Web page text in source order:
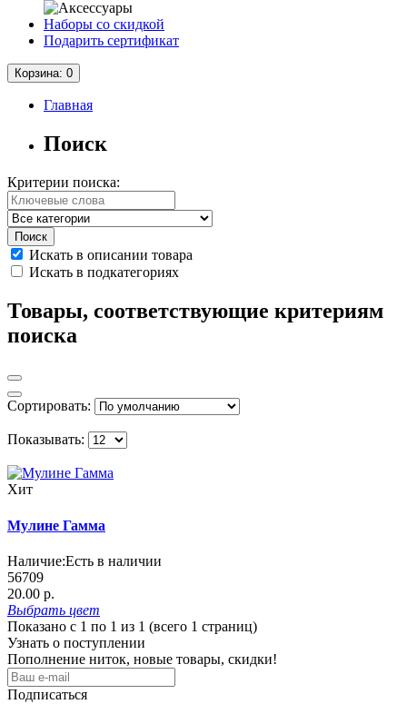
Наборы со скидкой
Подарить сертификат
Корзина: 0
Главная
Поиск
Критерии поиска:
Искать в описании товара
Искать в подкатегориях
Товары, соответствующие критериям
поиска
Сортировать:
Показывать:
Хит
Мулине Гамма
Наличие:Есть в наличии
56709
20.00 р.
Выбрать цвет
Показано с 1 по 1 из 1 (всего 1 страниц)
Узнать о поступлении
Пополнение ниток, новые товары, скидки!
Подписаться